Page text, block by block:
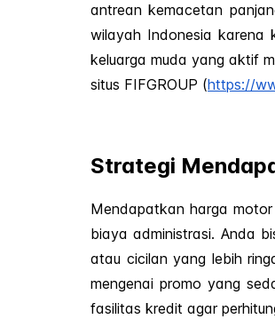
antrean kemacetan
wilayah Indonesia karena
keluarga muda yang aktif
situs FIFGROUP (https://
Strategi
Mendapatkan harga
biaya administrasi. Anda
atau cicilan yang lebih
mengenai promo yang
fasilitas kredit agar